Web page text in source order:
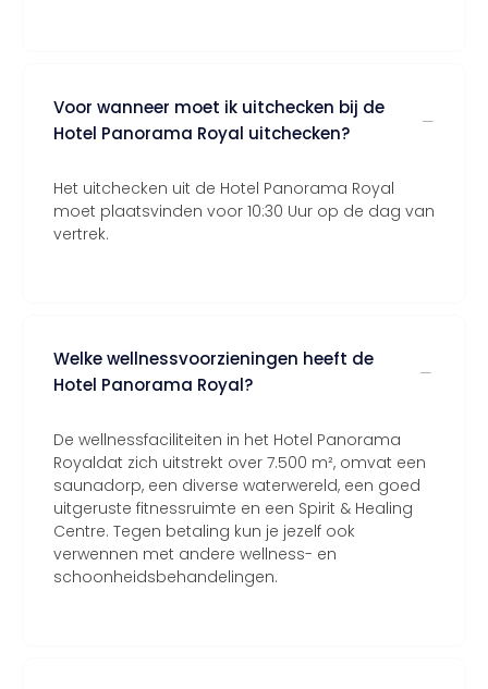
Voor wanneer moet ik uitchecken bij de
Hotel Panorama Royal uitchecken?
Het uitchecken uit de Hotel Panorama Royal
moet plaatsvinden voor 10:30 Uur op de dag van
vertrek.
Welke wellnessvoorzieningen heeft de
Hotel Panorama Royal?
De wellnessfaciliteiten in het Hotel Panorama
Royaldat zich uitstrekt over 7.500 m², omvat een
saunadorp, een diverse waterwereld, een goed
uitgeruste fitnessruimte en een Spirit & Healing
Centre. Tegen betaling kun je jezelf ook
verwennen met andere wellness- en
schoonheidsbehandelingen.